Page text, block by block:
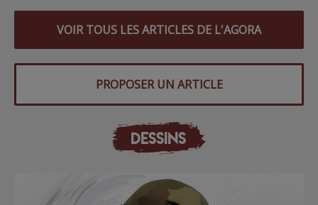
VOIR TOUS LES ARTICLES DE L'AGORA
PROPOSER UN ARTICLE
DESSINS